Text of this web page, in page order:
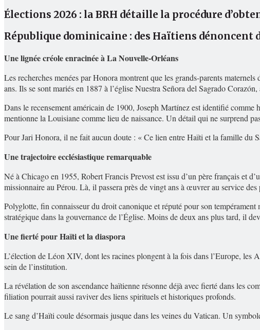
Élections 2026 : la BRH détaille la procédure
République dominicaine : des Haïtiens
Une lignée créole enracinée à La Nouvelle-Orléans
Les recherches menées par Honora montrent que les grands-parents
ans. Ils se sont mariés en 1887 à l’église Nuestra Señora del Sagrado
Dans le recensement américain de 1900, Joseph Martínez est identifié
mentionne la Louisiane comme lieu de naissance. Un détail qui ne surprend
Pour Jari Honora, il ne fait aucun doute : « Ce lien entre Haïti et la famille du
Une trajectoire ecclésiastique remarquable
Né à Chicago en 1955, Robert Francis Prevost est issu d’un père français et
missionnaire au Pérou. Là, il passera près de vingt ans à œuvrer au service des
Polyglotte, fin connaisseur du droit canonique et réputé pour son
stratégique dans la gouvernance de l’Église. Moins de deux ans plus tard, il
Une fierté pour Haïti et la diaspora
L’élection de Léon XIV, dont les racines plongent à la fois dans l’Europe, les
sein de l’institution.
La révélation de son ascendance haïtienne résonne déjà avec fierté dans les
filiation pourrait aussi raviver des liens spirituels et historiques profonds.
Le sang d’Haïti coule désormais jusque dans les veines du Vatican. Un